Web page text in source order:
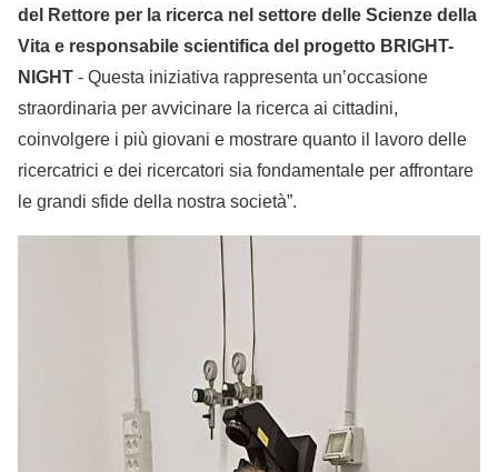
del Rettore per la ricerca nel settore delle Scienze della
Vita e responsabile scientifica del progetto BRIGHT-
NIGHT - Questa iniziativa rappresenta un’occasione
straordinaria per avvicinare la ricerca ai cittadini,
coinvolgere i più giovani e mostrare quanto il lavoro delle
ricercatrici e dei ricercatori sia fondamentale per affrontare
le grandi sfide della nostra società”.